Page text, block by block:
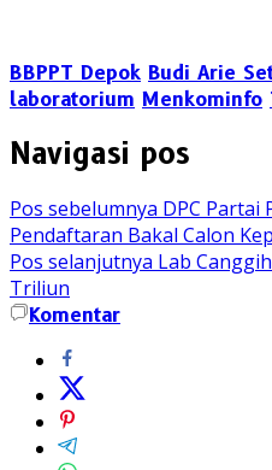
BBPPT Depok Budi Arie
laboratorium Menkominfo
Navigasi pos
Pos sebelumnya DPC Partai
Pendaftaran Bakal Calon
Pos selanjutnya Lab
Triliun
Komentar